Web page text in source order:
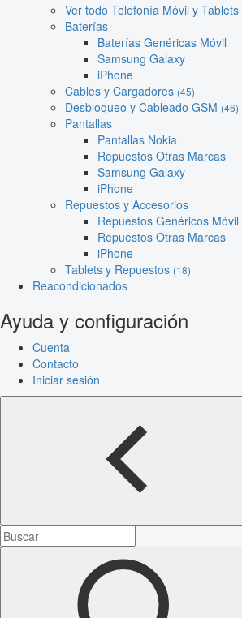
Ver todo Telefonía Móvil y Tablets
Baterías
Baterías Genéricas Móvil
Samsung Galaxy
iPhone
Cables y Cargadores (45)
Desbloqueo y Cableado GSM (46)
Pantallas
Pantallas Nokia
Repuestos Otras Marcas
Samsung Galaxy
iPhone
Repuestos y Accesorios
Repuestos Genéricos Móvil
Repuestos Otras Marcas
iPhone
Tablets y Repuestos (18)
Reacondicionados
Ayuda y configuración
Cuenta
Contacto
Iniciar sesión